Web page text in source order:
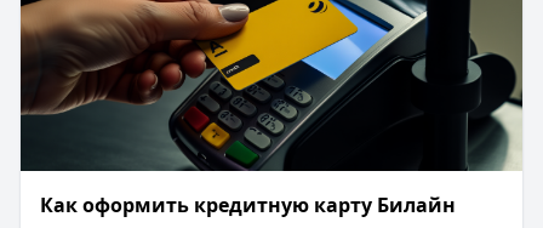
​Как оформить кредитную карту Билайн